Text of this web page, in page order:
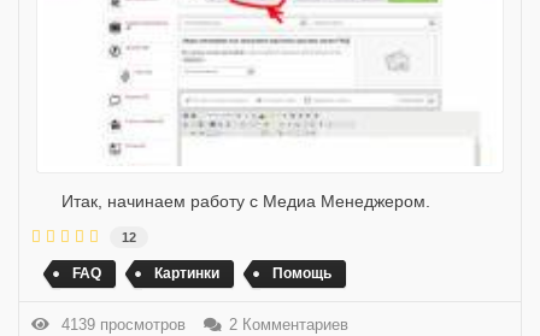
Итак, начинаем работу с Медиа Менеджером.
12
FAQ Картинки Помощь
4139 просмотров 2 Комментариев